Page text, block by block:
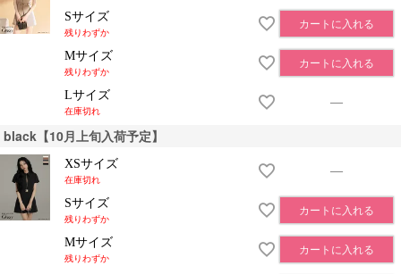
Sサイズ
残りわずか
カートに入れる
Mサイズ
残りわずか
カートに入れる
Lサイズ
在庫切れ
—
black【10月上旬入荷予定】
XSサイズ
在庫切れ
—
Sサイズ
残りわずか
カートに入れる
Mサイズ
残りわずか
カートに入れる